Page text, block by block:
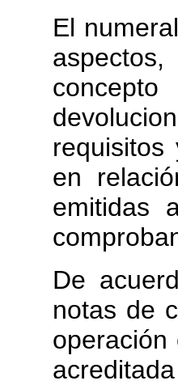
El
concepto
en
emitidas
De
notas de
operación